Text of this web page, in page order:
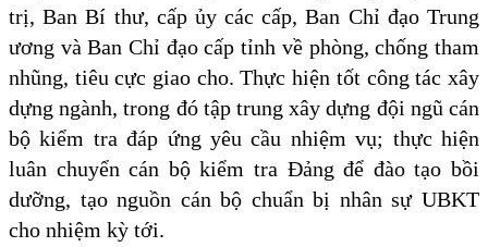
trị, Ban Bí thư, cấp ủy các cấp, Ban Chỉ đạo Trung
ương và Ban Chỉ đạo cấp tỉnh về phòng, chống tham
nhũng, tiêu cực giao cho. Thực hiện tốt công tác xây
dựng ngành, trong đó tập trung xây dựng đội ngũ cán
bộ kiểm tra đáp ứng yêu cầu nhiệm vụ; thực hiện
luân chuyển cán bộ kiểm tra Đảng để đào tạo bồi
dưỡng, tạo nguồn cán bộ chuẩn bị nhân sự UBKT
cho nhiệm kỳ tới.